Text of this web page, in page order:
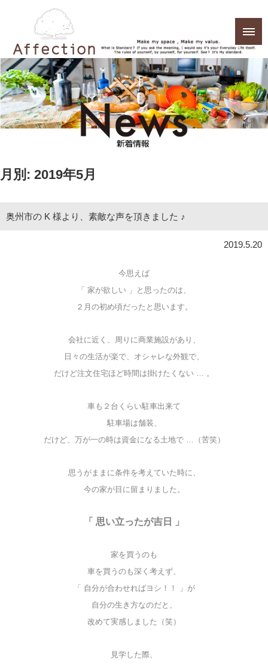
月別: 2019年5月
奥州市の K 様より、素敵な声を頂きました ♪
2019.5.20
今思えば
「 家が欲しい 」と思ったのは、
２月の初め頃だったと思います。
会社に近く、周りに商業施設があり、
日々の生活が楽で、オシャレな外観で、
だけど注文住宅ほど時間は掛けたくない … 。
車も２台くらい駐車出来て
駐車場は舗装、
だけど、万が一の時は資金になる土地で …（苦笑）
思うがままに条件を考えていた時に、
今の家が目に留まりました。
「 思い立ったが吉日 」
家を買うのも
車を買うのも深く考えず、
「 自分が合わせればヨシ！！ 」が
自分の生き方なのだと、
改めて実感しました（笑）
見学した際、